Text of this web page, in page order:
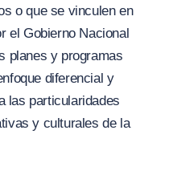
o que se vinculen en
el Gobierno Nacional
planes y programas
diferencial y
las particularidades
sy culturales de la